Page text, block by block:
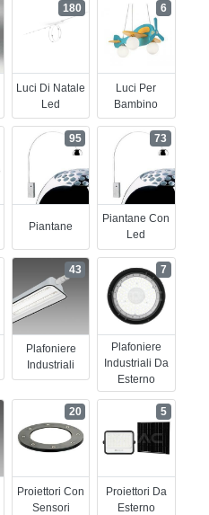
Luci Di Natale
Led
180
Luci Per
Bambino
6
Piantane
95
Piantane Con
Led
73
Plafoniere
Industriali
43
Plafoniere
Industriali Da
Esterno
7
Proiettori Con
Sensori
20
Proiettori Da
Esterno
5